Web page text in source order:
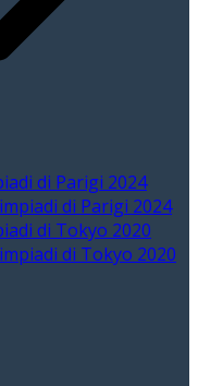
di Parigi 2024
di Parigi 2024
di Tokyo 2020
di Tokyo 2020